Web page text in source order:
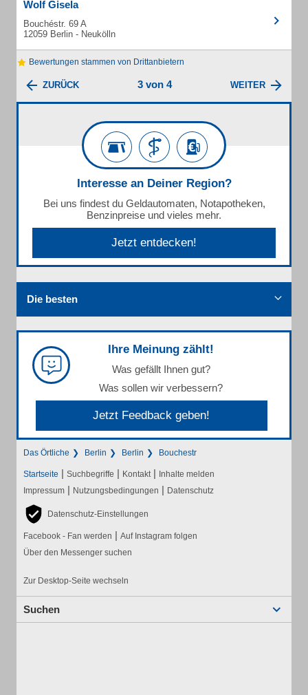
Wolf Gisela
Bouchéstr. 69 A
12059 Berlin - Neukölln
Bewertungen stammen von Drittanbietern
ZURÜCK 3 von 4 WEITER
Interesse an Deiner Region?
Bei uns findest du Geldautomaten, Notapotheken,
Benzinpreise und vieles mehr.
Jetzt entdecken!
Die besten
Ihre Meinung zählt!
Was gefällt Ihnen gut?
Was sollen wir verbessern?
Jetzt Feedback geben!
Das Örtliche Berlin Berlin Bouchestr
Startseite | Suchbegriffe | Kontakt | Inhalte melden
Impressum | Nutzungsbedingungen | Datenschutz
Datenschutz-Einstellungen
Facebook - Fan werden | Auf Instagram folgen
Über den Messenger suchen
Zur Desktop-Seite wechseln
Suchen